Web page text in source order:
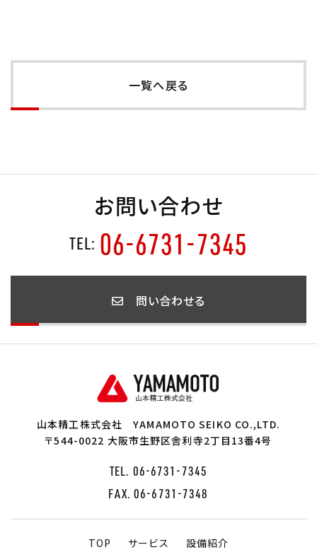
一覧へ戻る
お問い合わせ
TEL: 06-6731-7345
問い合わせる
山本精工株式会社YAMAMOTO SEIKO CO.,LTD.
〒544-0022 大阪市生野区舎利寺2丁目13番4号
TEL. 06-6731-7345
FAX. 06-6731-7348
TOP サービス 設備紹介